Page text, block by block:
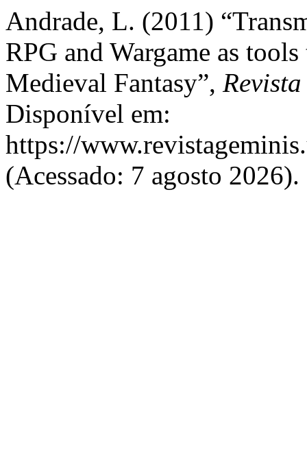
Andrade, L. (2011)
RPG and Wargame as
Medieval Fantasy”,
Disponível em:
https://
(Acessado: 7 agosto 2026).